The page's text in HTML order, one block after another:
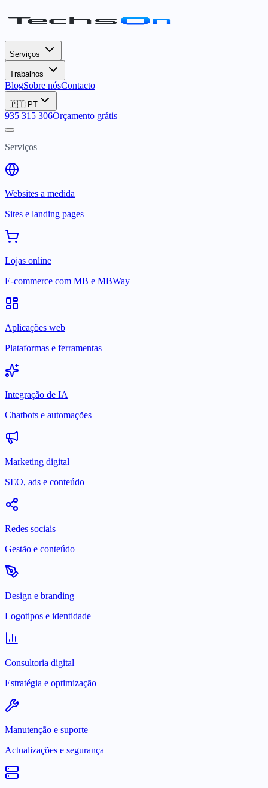
Serviços
Trabalhos
BlogSobre nósContacto
🇵🇹 PT
935 315 306Orçamento grátis
Serviços
Websites a medida
Sites e landing pages
Lojas online
E-commerce com MB e MBWay
Aplicações web
Plataformas e ferramentas
Integração de IA
Chatbots e automações
Marketing digital
SEO, ads e conteúdo
Redes sociais
Gestão e conteúdo
Design e branding
Logotipos e identidade
Consultoria digital
Estratégia e optimização
Manutenção e suporte
Actualizações e segurança